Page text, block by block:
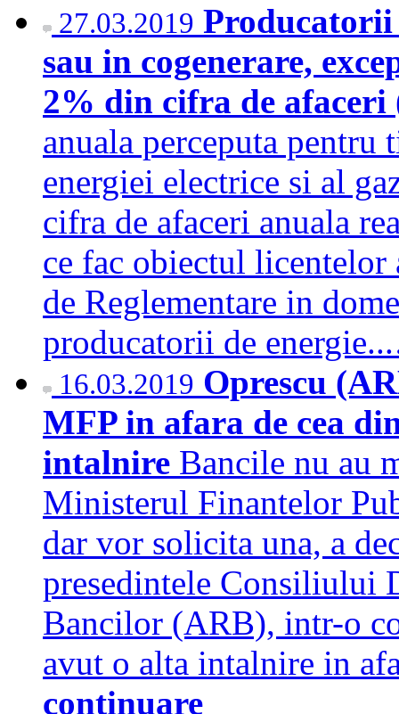
27.03.2019 Producatorii
sau in cogenerare,
2% din cifra de
anuala perceputa
energiei electrice si al
cifra de afaceri anuala
ce fac obiectul licentelor
de Reglementare in
producatorii de
16.03.2019 Oprescu
MFP in afara de cea
intalnire Bancile nu au
Ministerul Finantelor
dar vor solicita una, a
presedintele Consiliului
Bancilor (ARB), intr-o
avut o alta intalnire in
continuare